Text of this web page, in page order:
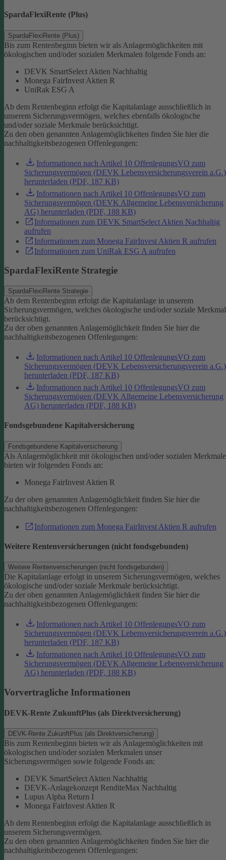
SpardaFlexiRente (Plus)
SpardaFlexiRente (Plus)
Bis zum Rentenbeginn bieten wir als Anlagemöglichkeiten mit
ökologischen und/oder sozialen Merkmalen folgende Fonds an:
DEVK SmartSelect Aktien Nachhaltig
Monega FairInvest Aktien R
UniRak ESG A
Ab dem Rentenbeginn erfolgt die Kapitalanlage ausschließlich in
unserem Sicherungsvermögen, welches ebenfalls ökologische
und/oder soziale Merkmale berücksichtigt.
Zu den oben genannten Anlagemöglichkeiten finden Sie hier die
nachhaltigkeitsbezogenen Offenlegungen:
Informationen nach Artikel 10 OffenlegungsVO zum
Sicherungsvermögen (DEVK Lebensversicherungsverein a.G.)
herunterladen (PDF, 187 KB)
Informationen nach Artikel 10 OffenlegungsVO zum
Sicherungsvermögen (DEVK Allgemeine Lebensversicherung
AG) herunterladen (PDF, 188 KB)
Informationen zum DEVK SmartSelect Aktien Nachhaltig
aufrufen
Informationen zum Monega FairInvest Aktien R aufrufen
Informationen zum UniRak ESG A aufrufen
SpardaFlexiRente Strategie
SpardaFlexiRente Strategie
Ab dem Rentenbeginn erfolgt die Kapitalanlage in unserem
Sicherungsvermögen, welches ökologische und/oder soziale
berücksichtigt.
Zu der oben genannten Anlagemöglichkeit finden Sie hier die
nachhaltigkeitsbezogenen Offenlegungen:
Informationen nach Artikel 10 OffenlegungsVO zum
Sicherungsvermögen (DEVK Lebensversicherungsverein a.G.)
herunterladen (PDF, 187 KB)
Informationen nach Artikel 10 OffenlegungsVO zum
Sicherungsvermögen (DEVK Allgemeine Lebensversicherung
AG) herunterladen (PDF, 188 KB)
Fondsgebundene Kapitalversicherung
Fondsgebundene Kapitalversicherung
Als Anlagemöglichkeit mit ökologischen und/oder sozialen
bieten wir folgenden Fonds an:
Monega FairInvest Aktien R
Zu der oben genannten Anlagemöglichkeit finden Sie hier die
nachhaltigkeitsbezogenen Offenlegungen:
Informationen zum Monega FairInvest Aktien R aufrufen
Weitere Rentenversicherungen (nicht fondsgebunden)
Weitere Rentenversicherungen (nicht fondsgebunden)
Die Kapitalanlage erfolgt in unserem Sicherungsvermögen, welches
ökologische und/oder soziale Merkmale berücksichtigt.
Zu der oben genannten Anlagemöglichkeit finden Sie hier die
nachhaltigkeitsbezogenen Offenlegungen:
Informationen nach Artikel 10 OffenlegungsVO zum
Sicherungsvermögen (DEVK Lebensversicherungsverein a.G.)
herunterladen (PDF, 187 KB)
Informationen nach Artikel 10 OffenlegungsVO zum
Sicherungsvermögen (DEVK Allgemeine Lebensversicherung
AG) herunterladen (PDF, 188 KB)
Vorvertragliche Informationen
DEVK-Rente ZukunftPlus (als Direktversicherung)
DEVK-Rente ZukunftPlus (als Direktversicherung)
Bis zum Rentenbeginn bieten wir als Anlagemöglichkeiten mit
ökologischen und/oder sozialen Merkmalen unser
Sicherungsvermögen sowie folgende Fonds an:
DEVK SmartSelect Aktien Nachhaltig
DEVK-Anlagekonzept RenditeMax Nachhaltig
Lupus Alpha Return I
Monega FairInvest Aktien R
Ab dem Rentenbeginn erfolgt die Kapitalanlage ausschließlich in
unserem Sicherungsvermögen.
Zu den oben genannten Anlagemöglichkeiten finden Sie hier die
nachhaltigkeitsbezogenen Offenlegungen: